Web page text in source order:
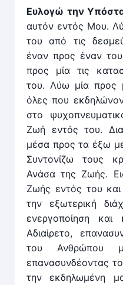
Ευλογώ την
αυτόν εντός Μου.
του από τις
έναν προς έναν
προς μία τις
του. Λύω μία προς
όλες που
στο
Ζωή εντός του.
μέσα προς τα έξω
Συντονίζω τους
Ανάσα της Ζωής.
Ζωής εντός του
την εξωτερική
ενεργοποίηση
Αδιαίρετο,
του Ανθρώπου
επανασυνδέοντας
την εκδηλωμένη